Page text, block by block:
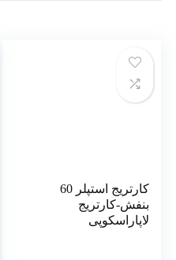
کارتریج استپلر 60
بنفش-کارتریج
لاپاراسکوپی